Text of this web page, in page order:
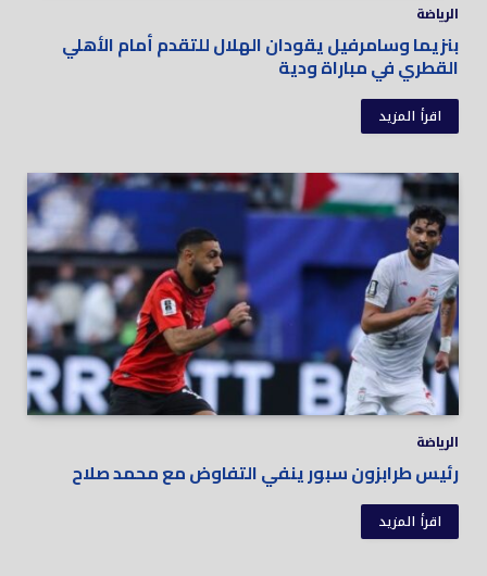
الرياضة
بنزيما وسامرفيل يقودان الهلال للتقدم أمام الأهلي
القطري في مباراة ودية
اقرأ المزيد
الرياضة
رئيس طرابزون سبور ينفي التفاوض مع محمد صلاح
اقرأ المزيد